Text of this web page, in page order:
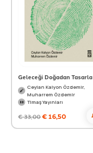
Geleceği Doğadan Tasarla
Ceylan Kalyon Özdemir,
Muharrem Özdemir
Timaş Yayınları
€33,00€16,50